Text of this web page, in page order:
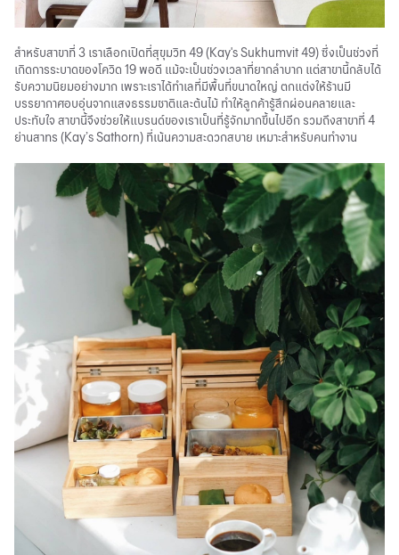
สำหรับสาขาที่ 3 เราเลือกเปิดที่สุขุมวิท 49 (Kay's Sukhumvit 49) ซึ่งเป็นช่วงที่
เกิดการระบาดของโควิด 19 พอดี แม้จะเป็นช่วงเวลาที่ยากลำบาก แต่สาขานี้กลับได้
รับความนิยมอย่างมาก เพราะเราได้ทำเลที่มีพื้นที่ขนาดใหญ่ ตกแต่งให้ร้านมี
บรรยากาศอบอุ่นจากแสงธรรมชาติและต้นไม้ ทำให้ลูกค้ารู้สึกผ่อนคลายและ
ประทับใจ สาขานี้จึงช่วยให้แบรนด์ของเราเป็นที่รู้จักมากขึ้นไปอีก รวมถึงสาขาที่ 4
ย่านสาทร (Kay’s Sathorn) ที่เน้นความสะดวกสบาย เหมาะสำหรับคนทำงาน